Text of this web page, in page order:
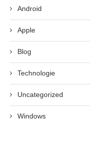
Android
Apple
Blog
Technologie
Uncategorized
Windows